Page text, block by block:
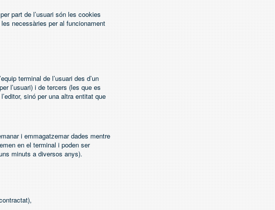
part de l’usuari són les cookies
necessàries per al funcionament
terminal de l’usuari des d’un
l’usuari) i de tercers (les que es
sinó per una altra entitat que
i emmagatzemar dades mentre
en el terminal i poden ser
minuts a diversos anys).